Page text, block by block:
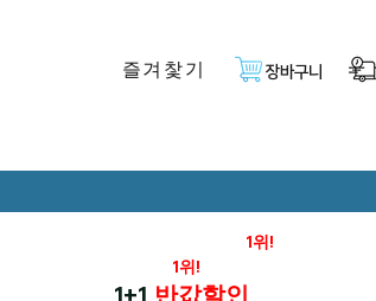
즐겨찿기 장바구니
1위!
1위!
1+1 반값할인